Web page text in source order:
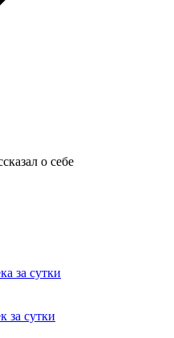
о себе
за сутки
за сутки